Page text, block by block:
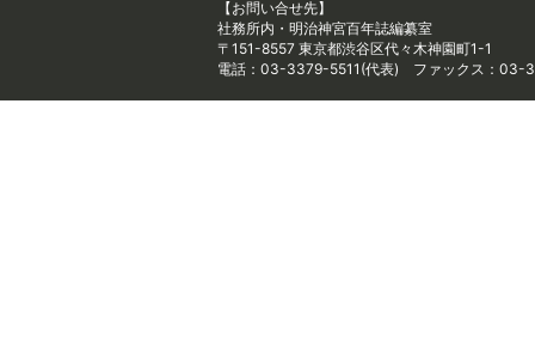
【お問い合せ先】
社務所内・明治神宮百年誌編纂室
〒151-8557 東京都渋谷区代々木神園町1-1
電話：03-3379-5511(代表) ファックス：03-